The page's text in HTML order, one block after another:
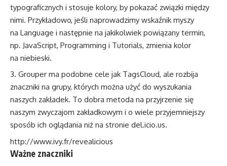
typograficznych i stosuje kolory, by pokazać związki między
nimi. Przykładowo, jeśli naprowadzimy wskaźnik myszy
na Language i następnie na jakikolwiek powiązany termin,
np. JavaScript, Programming i Tutorials, zmienia kolor
na niebieski.
Grouper ma podobne cele jak TagsCloud, ale rozbija
znaczniki na grupy, których można użyć do wyszukania
naszych zakładek. To dobra metoda na przyjrzenie się
naszym zwyczajom zakładkowym i o wiele przyjemniejszy
sposób ich oglądania niż na stronie del.icio.us.
http://www.ivy.fr/revealicious
Ważne znaczniki